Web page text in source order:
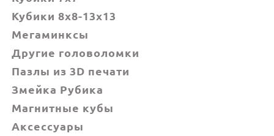
Кубики 8x8-13x13
Мегаминксы
Другие головоломки
Пазлы из 3D печати
Змейка Рубика
Магнитные кубы
Аксессуары